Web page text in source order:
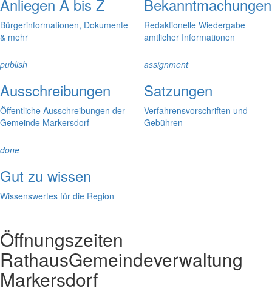
Anliegen A bis Z
Bürgerinformationen, Dokumente
& mehr
Bekanntmachungen
Redaktionelle Wiedergabe
amtlicher Informationen
publish
Ausschreibungen
Öffentliche Ausschreibungen der
Gemeinde Markersdorf
assignment
Satzungen
Verfahrensvorschriften und
Gebühren
done
Gut zu wissen
Wissenswertes für die Region
Öffnungszeiten
RathausGemeindeverwaltung
Markersdorf